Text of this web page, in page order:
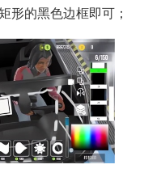
形的黑色边框即可；